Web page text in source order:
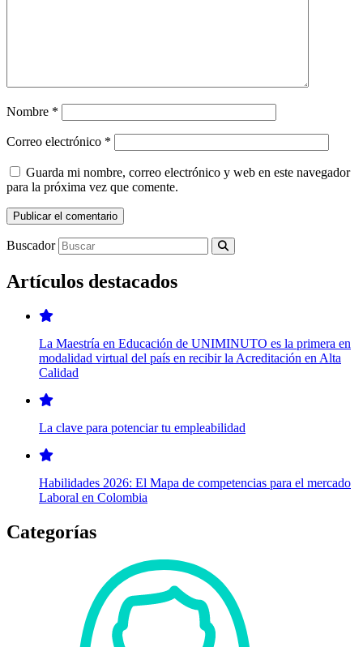
Nombre *
Correo electrónico *
Guarda mi nombre, correo electrónico y web en este navegador
para la próxima vez que comente.
Buscador
Artículos destacados
La Maestría en Educación de UNIMINUTO es la primera en
modalidad virtual del país en recibir la Acreditación en Alta
Calidad
La clave para potenciar tu empleabilidad
Habilidades 2026: El Mapa de competencias para el mercado
Laboral en Colombia
Categorías